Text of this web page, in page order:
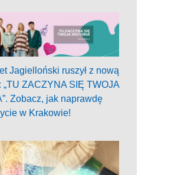
Jagielloński ruszył z nową
„TU ZACZYNA SIĘ TWOJA
Zobacz, jak naprawdę
w Krakowie!